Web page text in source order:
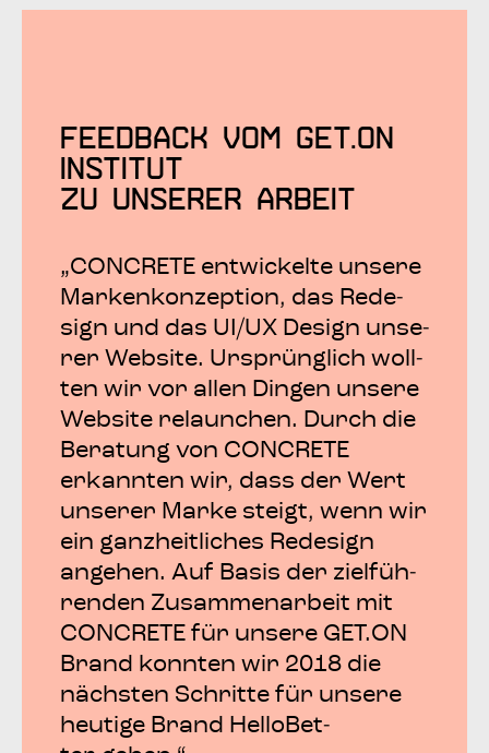
Feed­back vom Get.on
Insti­tut
zu unse­rer Arbeit
„CON­CRE­TE ent­wi­ckel­te unse­re
Mar­ken­kon­zep­ti­on, das Rede­
sign und das UI/UX Design unse­
rer Web­site. Ursprüng­lich woll­
ten wir vor allen Din­gen unse­re
Web­site relaun­chen. Durch die
Bera­tung von CON­CRE­TE
erkann­ten wir, dass der Wert
unse­rer Mar­ke steigt, wenn wir
ein ganz­heit­li­ches Rede­sign
ange­hen. Auf Basis der ziel­füh­
ren­den Zusam­men­ar­beit mit
CON­CRE­TE für unse­re GET.ON
Brand konn­ten wir 2018 die
nächs­ten Schrit­te für unse­re
heu­ti­ge Brand Hell­o­Bet­